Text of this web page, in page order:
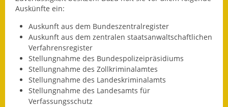
Ver- & Entsorgung
Breitbandausbau
Klimaschutzagentur
Auskünfte ein:
Auskunft aus dem Bundeszentralregister
Auskunft aus dem zentralen staatsanwaltschaftlichen
Verfahrensregister
Stellungnahme des Bundespolizeipräsidiums
Stellungnahme des Zollkriminalamtes
Stellungnahme des Landeskriminalamts
Stellungnahme des Landesamts für
Verfassungsschutz